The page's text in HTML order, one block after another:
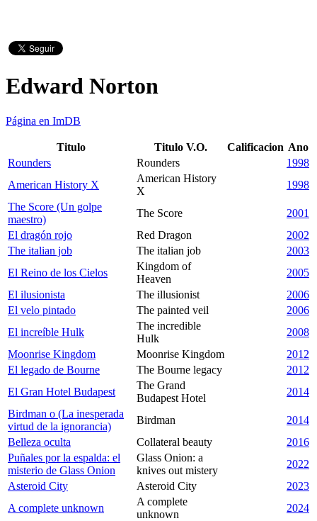
Edward Norton
Página en ImDB
Titulo Titulo V.O. Calificacion Ano
Rounders
Rounders
1998
American History X
American History
X
1998
The Score (Un golpe
maestro)
The Score
2001
El dragón rojo
Red Dragon
2002
The italian job
The italian job
2003
El Reino de los Cielos
Kingdom of
Heaven
2005
El ilusionista
The illusionist
2006
El velo pintado
The painted veil
2006
El increíble Hulk
The incredible
Hulk
2008
Moonrise Kingdom
Moonrise Kingdom
2012
El legado de Bourne
The Bourne legacy
2012
El Gran Hotel Budapest
The Grand
Budapest Hotel
2014
Birdman o (La inesperada
virtud de la ignorancia)
Birdman
2014
Belleza oculta
Collateral beauty
2016
Puñales por la espalda: el
misterio de Glass Onion
Glass Onion: a
knives out mistery
2022
Asteroid City
Asteroid City
2023
A complete unknown
A complete
unknown
2024